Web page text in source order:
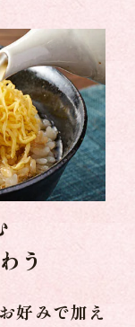
う
好みで加え